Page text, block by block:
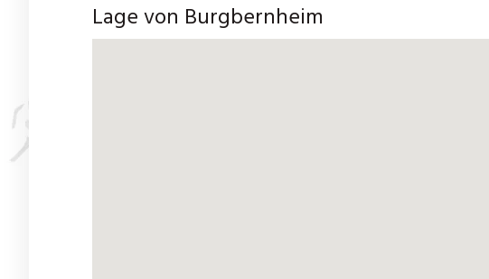
Lage von Burgbernheim